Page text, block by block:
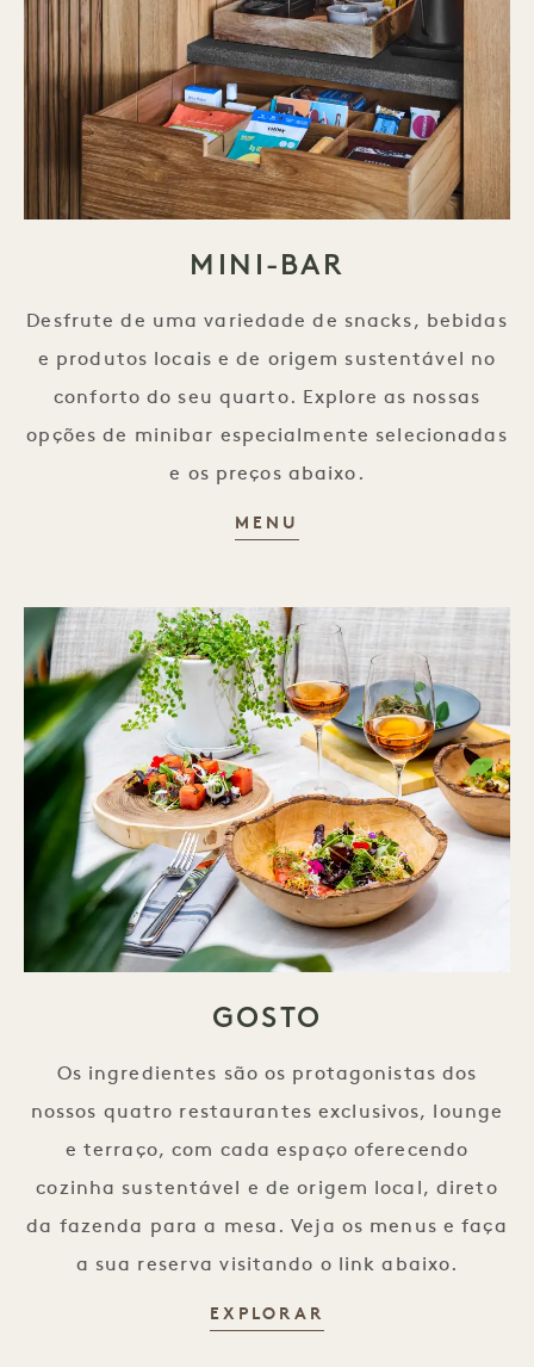
MINI-BAR
Desfrute de uma variedade de snacks, bebidas
e produtos locais e de origem sustentável no
conforto do seu quarto. Explore as nossas
opções de minibar especialmente selecionadas
e os preços abaixo.
MENU
GOSTO
Os ingredientes são os protagonistas dos
nossos quatro restaurantes exclusivos, lounge
e terraço, com cada espaço oferecendo
cozinha sustentável e de origem local, direto
da fazenda para a mesa. Veja os menus e faça
a sua reserva visitando o link abaixo.
EXPLORAR